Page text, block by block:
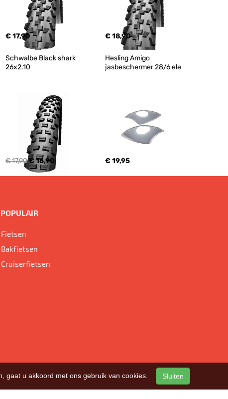
€ 17,90 € 18,90
Schwalbe Black shark
26x2.10
€ 17,90€ 16,90
Hesling Amigo
jasbeschermer 28/6 ele
€ 19,95
POPULAIR
Fietsen
Bakfietsen
Cruiserfietsen
gaat u akkoord met ons gebruik van cookies. Sluiten